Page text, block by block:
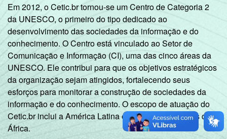
Em 2012, o Cetic.br tornou-se um Centro de Categoria 2
da UNESCO, o primeiro do tipo dedicado ao
desenvolvimento das sociedades da informação e do
conhecimento. O Centro está vinculado ao Setor de
Comunicação e Informação (CI), uma das cinco áreas da
UNESCO. Ele contribui para que os objetivos estratégicos
da organização sejam atingidos, fortalecendo seus
esforços para monitorar a construção de sociedades da
informação e do conhecimento. O escopo de atuação do
Cetic.br inclui a América Latina e os países lusófonos da
África.